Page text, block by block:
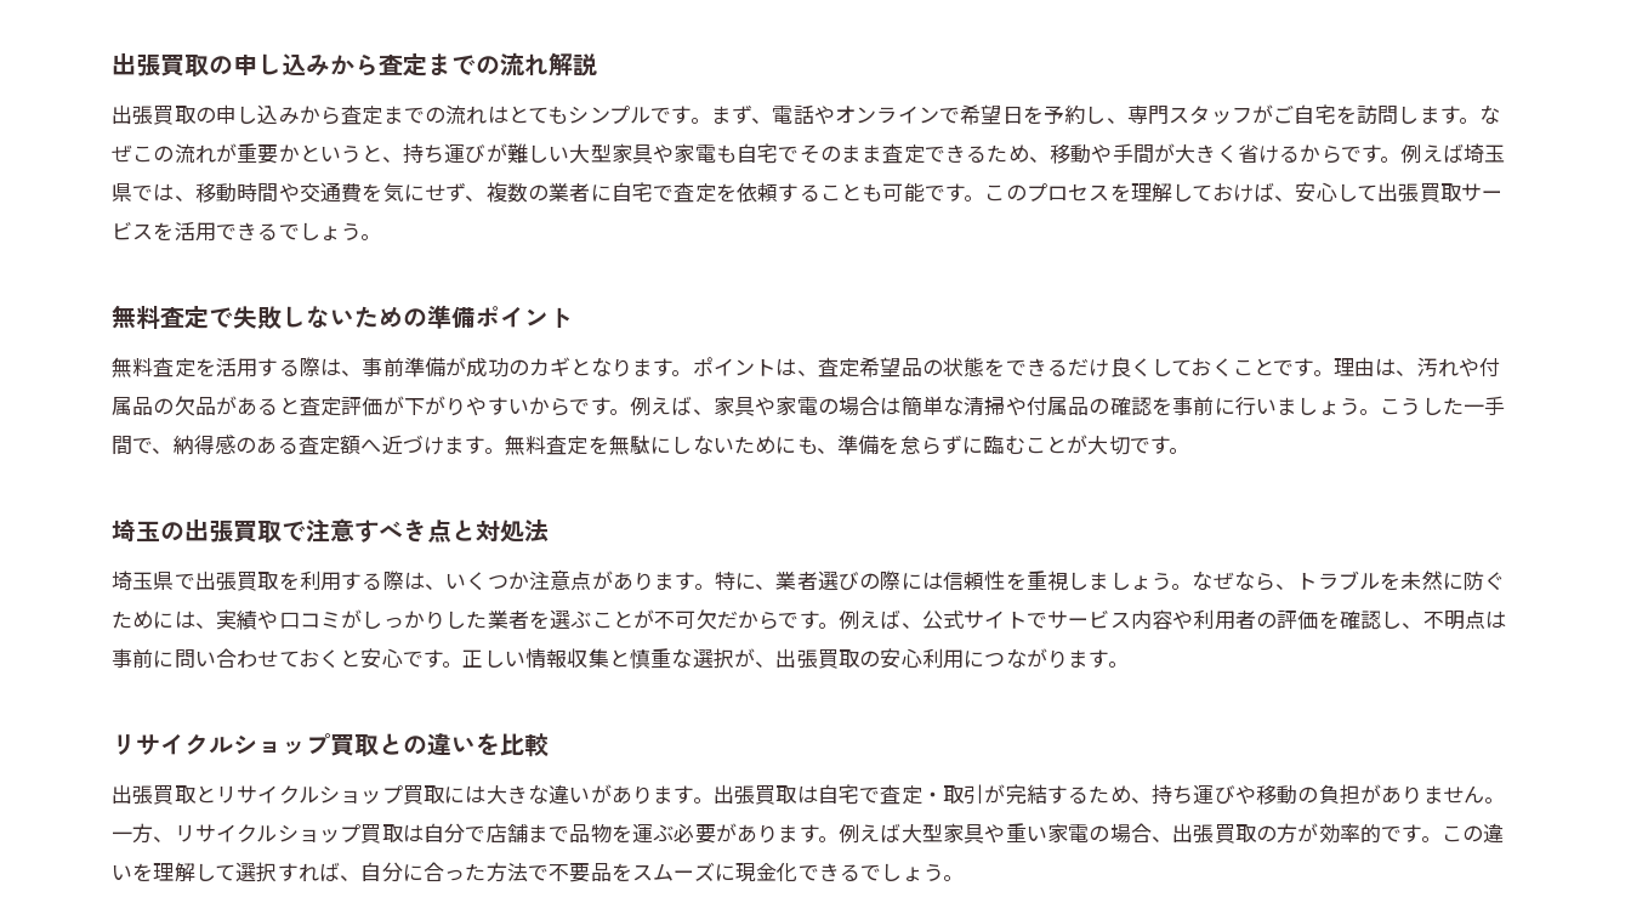
トラブル回避に役立つ出張買取の知識
出張買取で起こりやすいトラブルと対策
無料査定で気をつけたいトラブル予防策
出張買取を安全に利用するための知識
埼玉県で賢く出張買取を選ぶ方法
埼玉で賢く出張買取を選ぶためのチェック
出張買取と店舗買取の選び方の違い解説
リサイクルショップの比較と出張買取の利点
出張買取で損しないための選択基準まとめ
出張買取の申し込みから査定までの流れ解説
出張買取の申し込みから査定までの流れはとてもシンプルです。まず、電話やオンラインで希望日を予約し、専門スタッフがご自宅を訪問します。な
ぜこの流れが重要かというと、持ち運びが難しい大型家具や家電も自宅でそのまま査定できるため、移動や手間が大きく省けるからです。例えば埼玉
県では、移動時間や交通費を気にせず、複数の業者に自宅で査定を依頼することも可能です。このプロセスを理解しておけば、安心して出張買取サー
ビスを活用できるでしょう。
無料査定で失敗しないための準備ポイント
無料査定を活用する際は、事前準備が成功のカギとなります。ポイントは、査定希望品の状態をできるだけ良くしておくことです。理由は、汚れや付
属品の欠品があると査定評価が下がりやすいからです。例えば、家具や家電の場合は簡単な清掃や付属品の確認を事前に行いましょう。こうした一手
間で、納得感のある査定額へ近づけます。無料査定を無駄にしないためにも、準備を怠らずに臨むことが大切です。
埼玉の出張買取で注意すべき点と対処法
埼玉県で出張買取を利用する際は、いくつか注意点があります。特に、業者選びの際には信頼性を重視しましょう。なぜなら、トラブルを未然に防ぐ
ためには、実績や口コミがしっかりした業者を選ぶことが不可欠だからです。例えば、公式サイトでサービス内容や利用者の評価を確認し、不明点は
事前に問い合わせておくと安心です。正しい情報収集と慎重な選択が、出張買取の安心利用につながります。
リサイクルショップ買取との違いを比較
出張買取とリサイクルショップ買取には大きな違いがあります。出張買取は自宅で査定・取引が完結するため、持ち運びや移動の負担がありません。
一方、リサイクルショップ買取は自分で店舗まで品物を運ぶ必要があります。例えば大型家具や重い家電の場合、出張買取の方が効率的です。この違
いを理解して選択すれば、自分に合った方法で不要品をスムーズに現金化できるでしょう。